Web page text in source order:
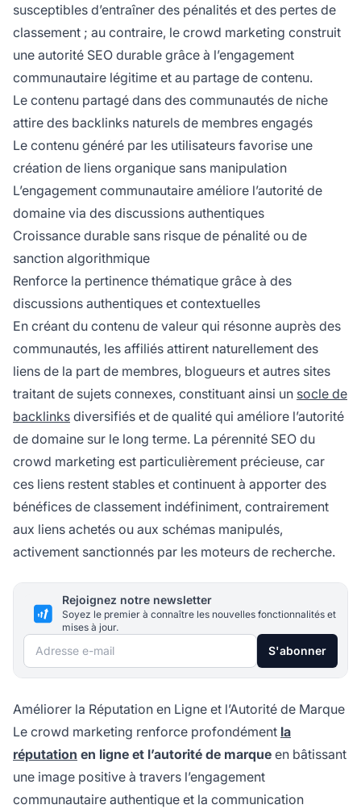
susceptibles d’entraîner des pénalités et des pertes de
classement ; au contraire, le crowd marketing construit
une autorité SEO durable grâce à l’engagement
communautaire légitime et au partage de contenu.
Le contenu partagé dans des communautés de niche
attire des backlinks naturels de membres engagés
Le contenu généré par les utilisateurs favorise une
création de liens organique sans manipulation
L’engagement communautaire améliore l’autorité de
domaine via des discussions authentiques
Croissance durable sans risque de pénalité ou de
sanction algorithmique
Renforce la pertinence thématique grâce à des
discussions authentiques et contextuelles
En créant du contenu de valeur qui résonne auprès des
communautés, les affiliés attirent naturellement des
liens de la part de membres, blogueurs et autres sites
traitant de sujets connexes, constituant ainsi un socle de
backlinks diversifiés et de qualité qui améliore l’autorité
de domaine sur le long terme. La pérennité SEO du
crowd marketing est particulièrement précieuse, car
ces liens restent stables et continuent à apporter des
bénéfices de classement indéfiniment, contrairement
aux liens achetés ou aux schémas manipulés,
activement sanctionnés par les moteurs de recherche.
Rejoignez notre newsletter
Soyez le premier à connaître les nouvelles fonctionnalités et
mises à jour.
Adresse e-mail S'abonner
Améliorer la Réputation en Ligne et l’Autorité de Marque
Le crowd marketing renforce profondément la
réputation en ligne et l’autorité de marque en bâtissant
une image positive à travers l’engagement
communautaire authentique et la communication